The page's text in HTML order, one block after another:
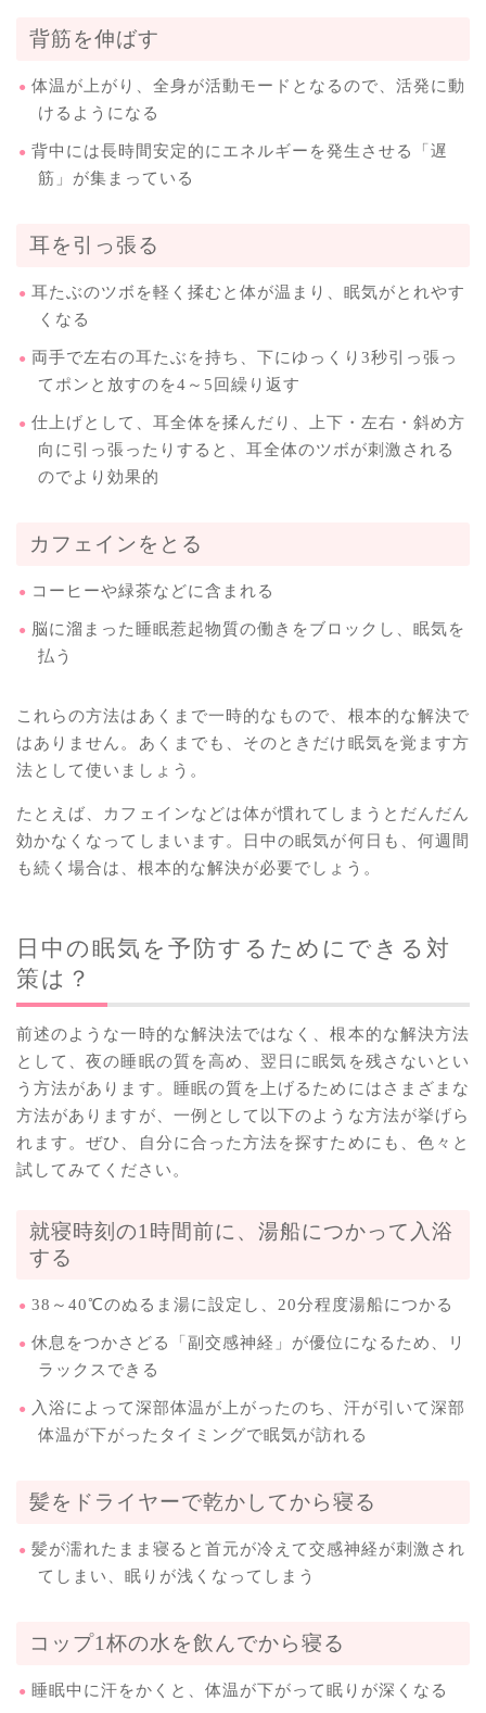
背筋を伸ばす
体温が上がり、全身が活動モードとなるので、活発に動
けるようになる
背中には長時間安定的にエネルギーを発生させる「遅
筋」が集まっている
耳を引っ張る
耳たぶのツボを軽く揉むと体が温まり、眠気がとれやす
くなる
両手で左右の耳たぶを持ち、下にゆっくり3秒引っ張っ
てポンと放すのを4～5回繰り返す
仕上げとして、耳全体を揉んだり、上下・左右・斜め方
向に引っ張ったりすると、耳全体のツボが刺激される
のでより効果的
カフェインをとる
コーヒーや緑茶などに含まれる
脳に溜まった睡眠惹起物質の働きをブロックし、眠気を
払う
これらの方法はあくまで一時的なもので、根本的な解決で
はありません。あくまでも、そのときだけ眠気を覚ます方
法として使いましょう。
たとえば、カフェインなどは体が慣れてしまうとだんだん
効かなくなってしまいます。日中の眠気が何日も、何週間
も続く場合は、根本的な解決が必要でしょう。
日中の眠気を予防するためにできる対
策は？
前述のような一時的な解決法ではなく、根本的な解決方法
として、夜の睡眠の質を高め、翌日に眠気を残さないとい
う方法があります。睡眠の質を上げるためにはさまざまな
方法がありますが、一例として以下のような方法が挙げら
れます。ぜひ、自分に合った方法を探すためにも、色々と
試してみてください。
就寝時刻の1時間前に、湯船につかって入浴
する
38～40℃のぬるま湯に設定し、20分程度湯船につかる
休息をつかさどる「副交感神経」が優位になるため、リ
ラックスできる
入浴によって深部体温が上がったのち、汗が引いて深部
体温が下がったタイミングで眠気が訪れる
髪をドライヤーで乾かしてから寝る
髪が濡れたまま寝ると首元が冷えて交感神経が刺激され
てしまい、眠りが浅くなってしまう
コップ1杯の水を飲んでから寝る
睡眠中に汗をかくと、体温が下がって眠りが深くなる